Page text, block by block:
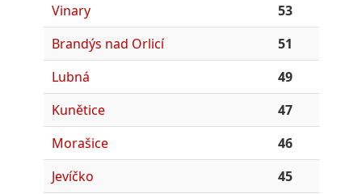
Vinary
53
Brandýs nad Orlicí
51
Lubná
49
Kunětice
47
Morašice
46
Jevíčko
45